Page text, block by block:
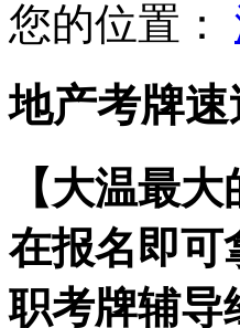
您的位置：
地产考牌
【大温最
在报名即可
职考牌辅导